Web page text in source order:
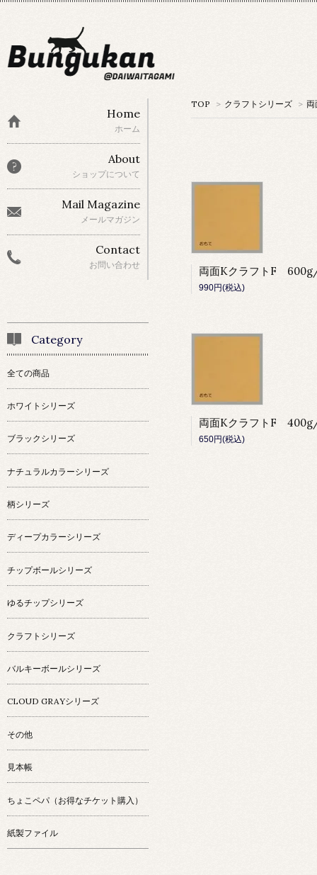
TOP > クラフトシリーズ > 両
990円(税込)
650円(税込)
Home
ホーム
About
ショップについて
Mail Magazine
メールマガジン
Contact
お問い合わせ
Category
全ての商品
ホワイトシリーズ
ブラックシリーズ
ナチュラルカラーシリーズ
柄シリーズ
ディープカラーシリーズ
チップボールシリーズ
ゆるチップシリーズ
クラフトシリーズ
バルキーボールシリーズ
CLOUD GRAYシリーズ
その他
見本帳
ちょこペパ（お得なチケット購入）
紙製ファイル